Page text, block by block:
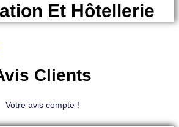
Et Hôtellerie
Clients
Votre avis compte !